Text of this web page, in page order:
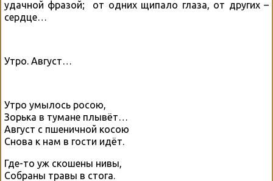
удачной фразой; от одних щипало глаза, от других –
сердце…
Утро. Август…
Утро умылось росою,
Зорька в тумане плывёт…
Август с пшеничной косою
Снова к нам в гости идёт.
Где-то уж скошены нивы,
Собраны травы в стога.